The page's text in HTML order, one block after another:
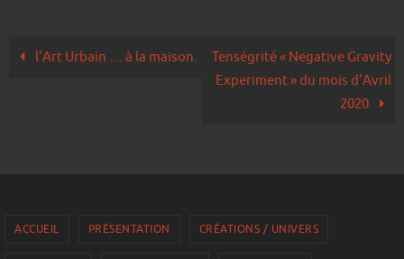
l’Art Urbain … à la maison.
Tenségrité « Negative Gravity
Experiment » du mois d’Avril
2020
ACCUEIL PRÉSENTATION CRÉATIONS / UNIVERS